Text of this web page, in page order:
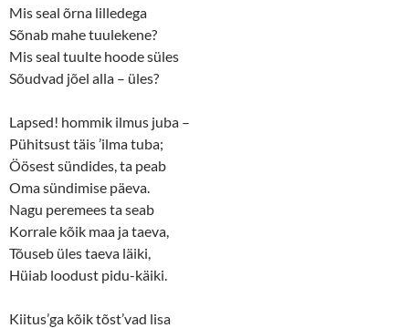
Mis seal õrna lilledega
Sõnab mahe tuulekene?
Mis seal tuulte hoode süles
Sõudvad jõel alla – üles?
Lapsed! hommik ilmus juba –
Pühitsust täis ’ilma tuba;
Öösest sündides, ta peab
Oma sündimise päeva.
Nagu peremees ta seab
Korrale kõik maa ja taeva,
Tõuseb üles taeva läiki,
Hüiab loodust pidu-käiki.
Kiitus’ga kõik tõst’vad lisa